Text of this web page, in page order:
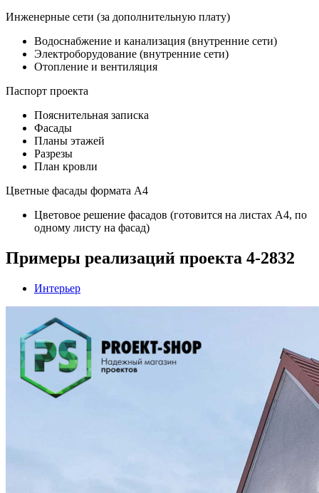
Инженерные сети (за дополнительную плату)
Водоснабжение и канализация (внутренние сети)
Электроборудование (внутренние сети)
Отопление и вентиляция
Паспорт проекта
Пояснительная записка
Фасады
Планы этажей
Разрезы
План кровли
Цветные фасады формата А4
Цветовое решение фасадов (готовится на листах А4, по
одному листу на фасад)
Примеры реализаций проекта 4-2832
Интерьер